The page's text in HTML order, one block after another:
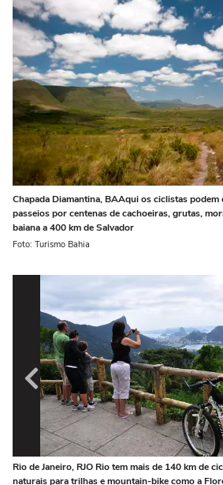
Chapada Diamantina, BAAqui os ciclistas
passeios por centenas de cachoeiras, grutas,
baiana a 400 km de Salvador
Foto: Turismo Bahia
Rio de Janeiro, RJO Rio tem mais de 140 km de
naturais para trilhas e mountain-bike como a